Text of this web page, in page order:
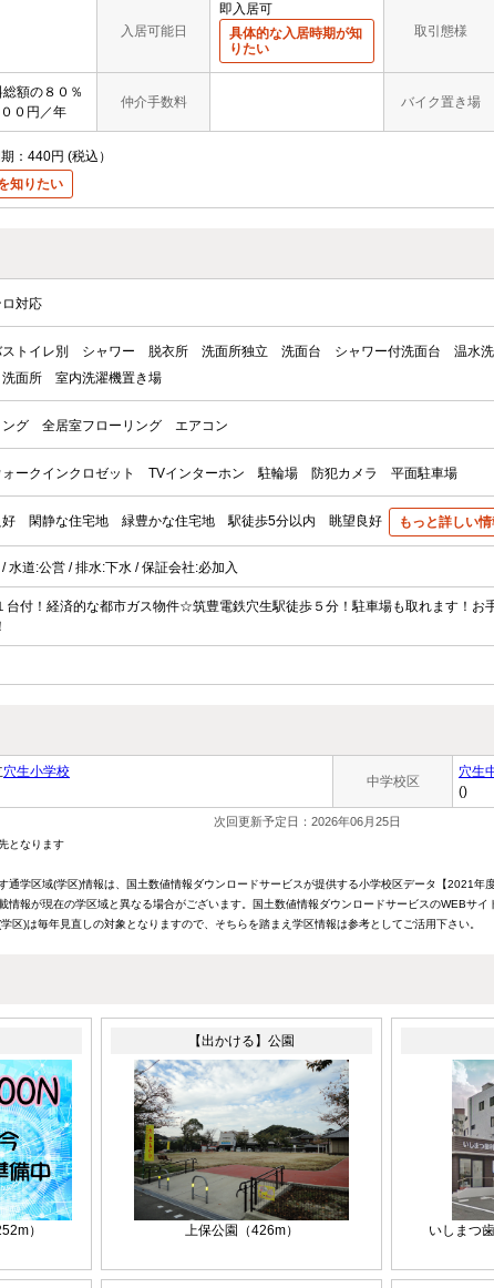
入居可能日
即入居可
具体的な入居時期が知
りたい
取引態様
額の８０％
０円／年
仲介手数料 バイク置き場
440円
税込
知りたい
対応
トイレ別 シャワー 脱衣所 洗面所独立 洗面台 シャワー付洗面台 温水
洗面所 室内洗濯機置き場
グ 全居室フローリング エアコン
ォークインクロゼット TVインターホン 駐輪場 防犯カメラ 平面駐車場
好 閑静な住宅地 緑豊かな住宅地 駅徒歩5分以内 眺望良好 もっと詳しい
水道:公営 / 排水:下水 / 保証会社:必加入
台付！経済的な都市ガス物件☆筑豊電鉄穴生駅徒歩５分！駐車場も取れます！お
穴生小学校
中学校区
穴生
()
次回更新予定日：2026年06月25日
となります
通学区域(学区)情報は、国土数値情報ダウンロードサービスが提供する小学校区データ【2021年
情報が現在の学区域と異なる場合がございます。国土数値情報ダウンロードサービスのWEBサイ
区)は毎年見直しの対象となりますので、そちらを踏まえ学区情報は参考としてご活用下さい。
）
【出かける】公園
上保公園 （426m） いしまつ